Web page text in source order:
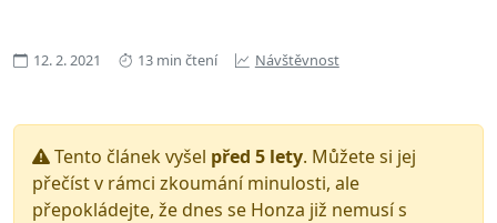
12. 2. 2021 13 min čtení Návštěvnost
Tento článek vyšel před 5 lety. Můžete si jej
přečíst v rámci zkoumání minulosti, ale
přepokládejte, že dnes se Honza již nemusí s